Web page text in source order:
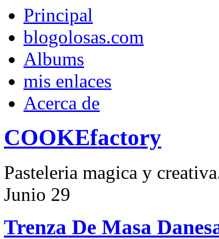
Principal
blogolosas.com
Albums
mis enlaces
Acerca de
COOKEfactory
Pasteleria magica y
Junio 29
Trenza De Masa